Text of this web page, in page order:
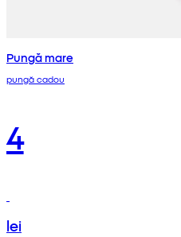
Pungă mare
pungă cadou
4
lei